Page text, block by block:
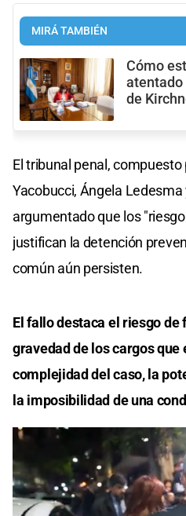
MIRÁ TAMBIÉN
Cómo
atentado
de
El tribunal penal,
Yacobucci, Ángela Ledesma
argumentado que los
justifican la detención
común aún persisten.
El fallo destaca el riesgo de
gravedad de los cargos que
complejidad del caso, la
la imposibilidad de una